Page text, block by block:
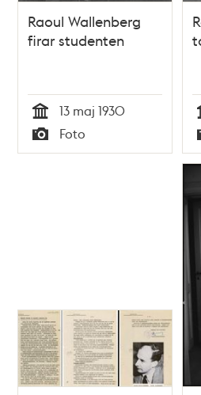
Raoul Wallenberg
firar studenten
Tid
13 maj 1930
Typ
Foto